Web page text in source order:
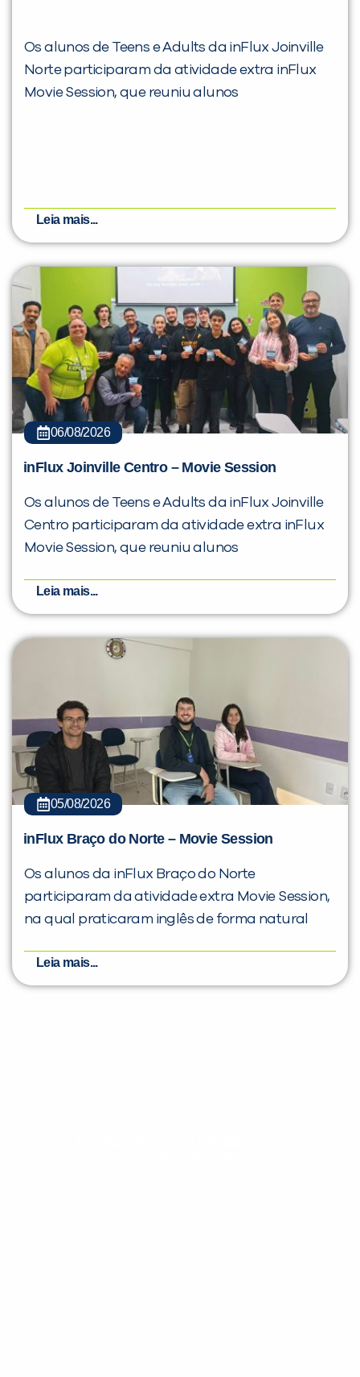
Os alunos de Teens e Adults da inFlux Joinville
Norte participaram da atividade extra inFlux
Movie Session, que reuniu alunos
Leia mais...
06/08/2026
inFlux Joinville Centro – Movie Session
Os alunos de Teens e Adults da inFlux Joinville
Centro participaram da atividade extra inFlux
Movie Session, que reuniu alunos
Leia mais...
05/08/2026
inFlux Braço do Norte – Movie Session
Os alunos da inFlux Braço do Norte
participaram da atividade extra Movie Session,
na qual praticaram inglês de forma natural
Leia mais...